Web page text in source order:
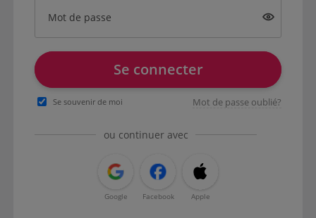
Mot de passe
Se connecter
Se souvenir de moi Mot de passe oublié?
ou continuer avec
Google Facebook Apple